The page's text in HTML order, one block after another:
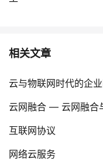
相关文章
云与物联网时代的企
云网融合 — 云网融合
互联网协议
网络云服务